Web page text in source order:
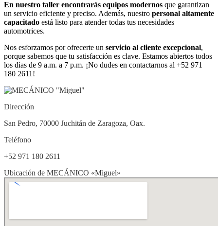
En nuestro taller encontrarás equipos modernos que garantizan
un servicio eficiente y preciso. Además, nuestro personal altamente
capacitado está listo para atender todas tus necesidades
automotrices.
Nos esforzamos por ofrecerte un servicio al cliente excepcional,
porque sabemos que tu satisfacción es clave. Estamos abiertos todos
los días de 9 a.m. a 7 p.m. ¡No dudes en contactarnos al +52 971
180 2611!
Dirección
San Pedro, 70000 Juchitán de Zaragoza, Oax.
Teléfono
+52 971 180 2611
Ubicación de MECÁNICO «Miguel»